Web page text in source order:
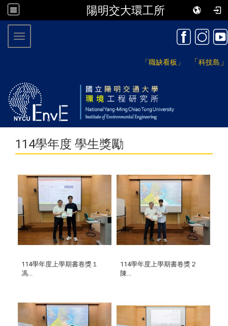
陽明交大環工所
「職缺看板」 「科技島 」
Toggle navigation
114學年度 學生獎勵
114學年度上學期書卷獎１
馮...
114學年度上學期書卷獎２
陳...